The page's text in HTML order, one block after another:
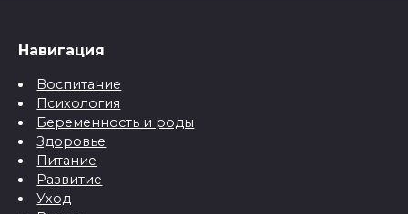
Навигация
Воспитание
Психология
Беременность и роды
Здоровье
Питание
Развитие
Уход